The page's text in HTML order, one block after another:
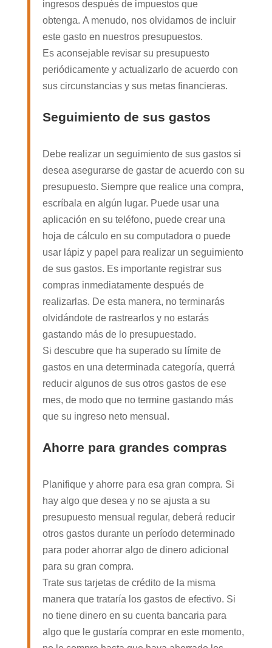
ingresos después de impuestos que
obtenga. A menudo, nos olvidamos de incluir
este gasto en nuestros presupuestos.
Es aconsejable revisar su presupuesto
periódicamente y actualizarlo de acuerdo con
sus circunstancias y sus metas financieras.
Seguimiento de sus gastos
Debe realizar un seguimiento de sus gastos si
desea asegurarse de gastar de acuerdo con su
presupuesto. Siempre que realice una compra,
escríbala en algún lugar. Puede usar una
aplicación en su teléfono, puede crear una
hoja de cálculo en su computadora o puede
usar lápiz y papel para realizar un seguimiento
de sus gastos. Es importante registrar sus
compras inmediatamente después de
realizarlas. De esta manera, no terminarás
olvidándote de rastrearlos y no estarás
gastando más de lo presupuestado.
Si descubre que ha superado su límite de
gastos en una determinada categoría, querrá
reducir algunos de sus otros gastos de ese
mes, de modo que no termine gastando más
que su ingreso neto mensual.
Ahorre para grandes compras
Planifique y ahorre para esa gran compra. Si
hay algo que desea y no se ajusta a su
presupuesto mensual regular, deberá reducir
otros gastos durante un período determinado
para poder ahorrar algo de dinero adicional
para su gran compra.
Trate sus tarjetas de crédito de la misma
manera que trataría los gastos de efectivo. Si
no tiene dinero en su cuenta bancaria para
algo que le gustaría comprar en este momento,